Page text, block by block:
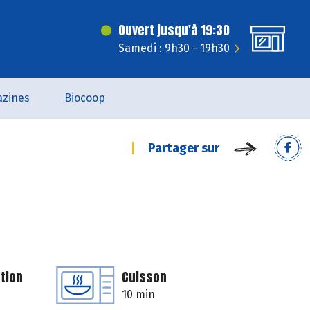
Ouvert jusqu'à 19:30
Samedi : 9h30 - 19h30
Biocoop
Partager sur
Cuisson
10 min